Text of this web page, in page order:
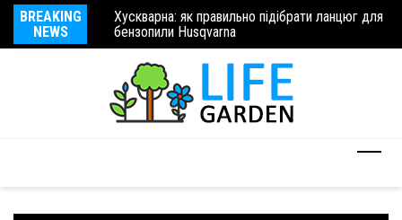
BREAKING
NEWS
Хускварна: як правильно підібрати ланцюг для
бензопили Husqvarna
Запчастини для сільськогосподарської техніки